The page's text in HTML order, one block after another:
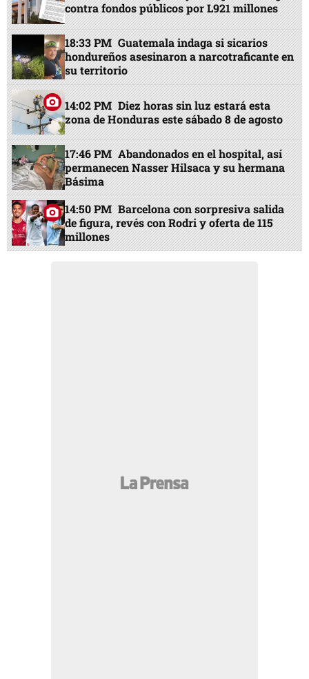
contra fondos públicos por L921 millones
18:33 PM Guatemala indaga si sicarios
hondureños asesinaron a narcotraficante en
su territorio
14:02 PM Diez horas sin luz estará esta
zona de Honduras este sábado 8 de agosto
17:46 PM Abandonados en el hospital, así
permanecen Nasser Hilsaca y su hermana
Básima
14:50 PM Barcelona con sorpresiva salida
de figura, revés con Rodri y oferta de 115
millones